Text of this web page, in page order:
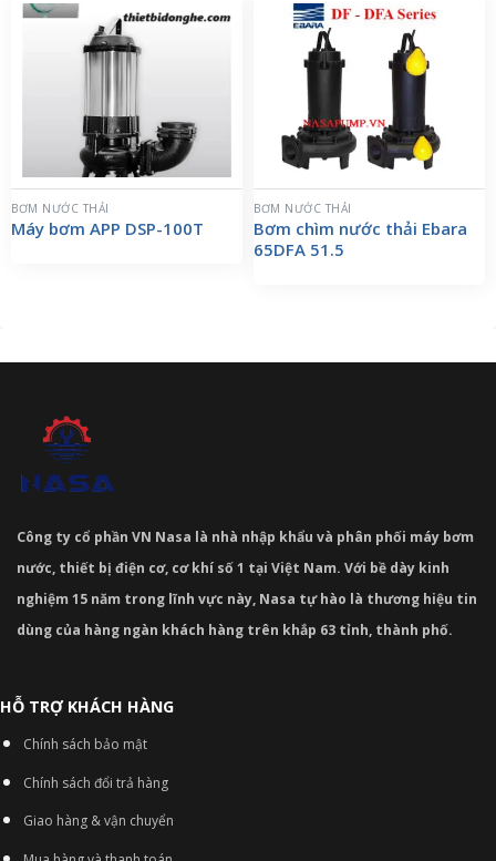
BƠM NƯỚC THẢI
Máy bơm APP DSP-100T
BƠM NƯỚC THẢI
Bơm chìm nước thải Ebara
65DFA 51.5
Công ty cổ phần VN Nasa là nhà nhập khẩu và phân phối máy bơm
nước, thiết bị điện cơ, cơ khí số 1 tại Việt Nam. Với bề dày kinh
nghiệm 15 năm trong lĩnh vực này, Nasa tự hào là thương hiệu tin
dùng của hàng ngàn khách hàng trên khắp 63 tỉnh, thành phố.
HỖ TRỢ KHÁCH HÀNG
Chính sách bảo mật
Chính sách đổi trả hàng
Giao hàng & vận chuyển